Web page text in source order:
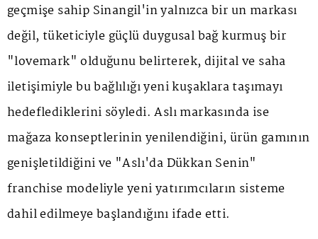
geçmişe sahip Sinangil'in yalnızca bir un markası
değil, tüketiciyle güçlü duygusal bağ kurmuş bir
"lovemark" olduğunu belirterek, dijital ve saha
iletişimiyle bu bağlılığı yeni kuşaklara taşımayı
hedeflediklerini söyledi. Aslı markasında ise
mağaza konseptlerinin yenilendiğini, ürün gamının
genişletildiğini ve "Aslı'da Dükkan Senin"
franchise modeliyle yeni yatırımcıların sisteme
dahil edilmeye başlandığını ifade etti.